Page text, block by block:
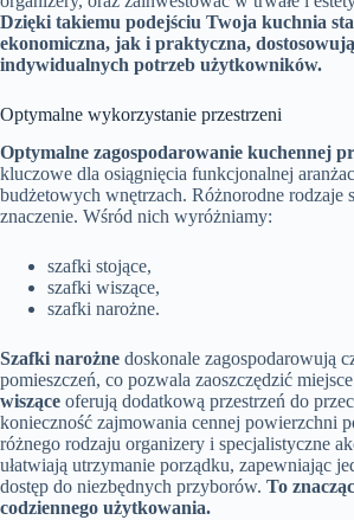
Dzięki takiemu podejściu Twoja kuchnia
ekonomiczna, jak i praktyczna,
indywidualnych potrzeb użytkowników.
Optymalne wykorzystanie przestrzeni
Optymalne zagospodarowanie kuchennej
kluczowe dla osiągnięcia funkcjonalnej
budżetowych wnętrzach. Różnorodne rodzaje
znaczenie. Wśród nich wyróżniamy:
szafki stojące,
szafki wiszące,
szafki narożne.
Szafki narożne doskonale zagospodarowują
pomieszczeń, co pozwala zaoszczędzić
wiszące oferują dodatkową przestrzeń do
konieczność zajmowania cennej powierzchni
różnego rodzaju organizery i specjalistyczne
ułatwiają utrzymanie porządku, zapewniając
dostęp do niezbędnych przyborów. To
codziennego użytkowania.